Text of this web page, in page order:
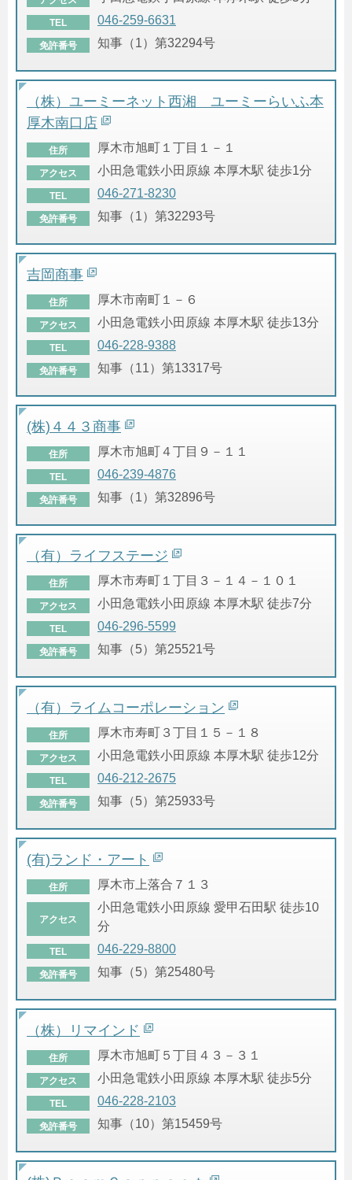
TEL 046-259-6631
免許番号 知事（1）第32294号
（株）ユーミーネット西湘 ユーミーらいふ本
厚木南口店
住所 厚木市旭町１丁目１－１
アクセス 小田急電鉄小田原線 本厚木駅 徒歩1分
TEL 046-271-8230
免許番号 知事（1）第32293号
吉岡商事
住所 厚木市南町１－６
アクセス 小田急電鉄小田原線 本厚木駅 徒歩13分
TEL 046-228-9388
免許番号 知事（11）第13317号
(株)４４３商事
住所 厚木市旭町４丁目９－１１
TEL 046-239-4876
免許番号 知事（1）第32896号
（有）ライフステージ
住所 厚木市寿町１丁目３－１４－１０１
アクセス 小田急電鉄小田原線 本厚木駅 徒歩7分
TEL 046-296-5599
免許番号 知事（5）第25521号
（有）ライムコーポレーション
住所 厚木市寿町３丁目１５－１８
アクセス 小田急電鉄小田原線 本厚木駅 徒歩12分
TEL 046-212-2675
免許番号 知事（5）第25933号
(有)ランド・アート
住所 厚木市上落合７１３
アクセス
小田急電鉄小田原線 愛甲石田駅 徒歩10
分
TEL 046-229-8800
免許番号 知事（5）第25480号
（株）リマインド
住所 厚木市旭町５丁目４３－３１
アクセス 小田急電鉄小田原線 本厚木駅 徒歩5分
TEL 046-228-2103
免許番号 知事（10）第15459号